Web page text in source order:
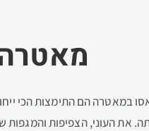
במאטרה הם התימצות הכי
את העוני, הצפיפות